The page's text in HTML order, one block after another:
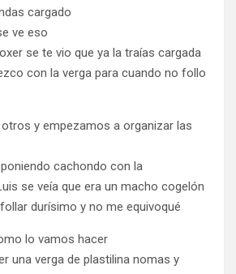
cargado
ve eso
se te vio que ya la traías cargada
con la verga para cuando no follo
y empezamos a organizar las
cachondo con la
se veía que era un macho cogelón
durísimo y no me equivoqué
lo vamos hacer
una verga de plastilina nomas y